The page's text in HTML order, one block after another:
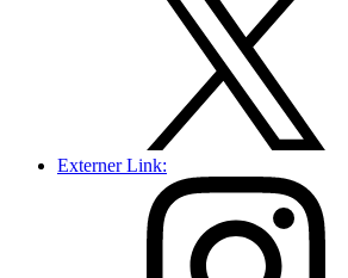
Externer Link: